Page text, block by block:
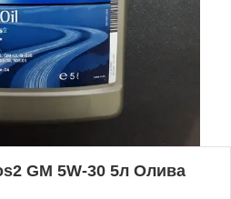
GM 5W-30 5л Олива